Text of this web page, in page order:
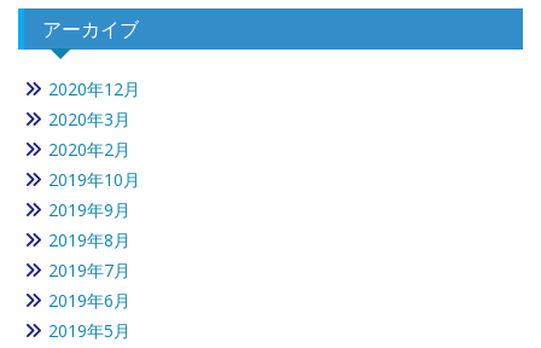
アーカイブ
2020年12月
2020年3月
2020年2月
2019年10月
2019年9月
2019年8月
2019年7月
2019年6月
2019年5月